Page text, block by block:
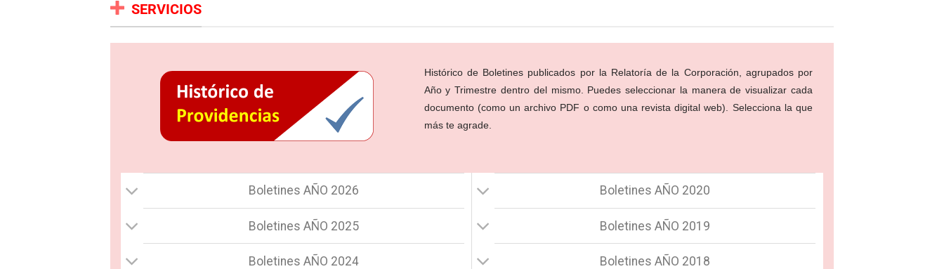
SERVICIOS
Histórico de Boletines publicados por la Relatoría de la Corporación, agrupados por
Año y Trimestre dentro del mismo. Puedes seleccionar la manera de visualizar cada
documento (como un archivo PDF o como una revista digital web). Selecciona la que
más te agrade.
Boletines AÑO 2026
Boletines AÑO 2025
Boletines AÑO 2024
Boletines AÑO 2020
Boletines AÑO 2019
Boletines AÑO 2018